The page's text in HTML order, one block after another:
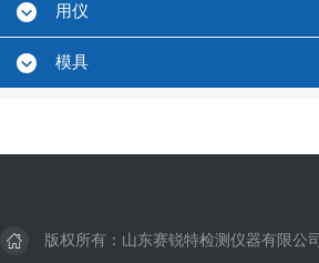
用仪
模具
版权所有：山东赛锐特检测仪器有限公司